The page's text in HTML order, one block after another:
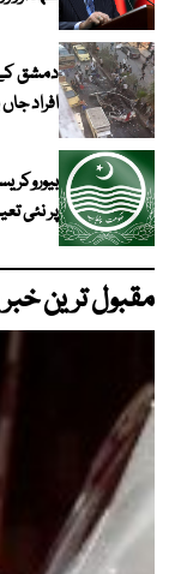
افراد
پر نئی
مقبول ترین